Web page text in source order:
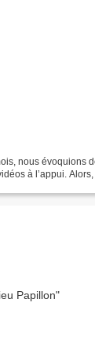
nous évoquions
à l’appui. Alors,